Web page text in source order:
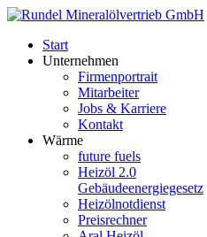
Start
Unternehmen
Firmenportrait
Mitarbeiter
Jobs & Karriere
Kontakt
Wärme
future fuels
Heizöl 2.0
Gebäudeenergiegesetz
Heizölnotdienst
Preisrechner